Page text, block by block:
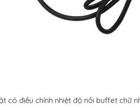
có điều chỉnh nhiệt độ nồi buffet chữ